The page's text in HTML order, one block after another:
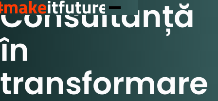
Consultanță
în
transformare